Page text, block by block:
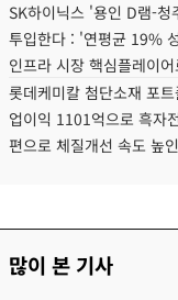
SK하이닉스 '용인 D램-
투입한다 : '연평균 19%
인프라 시장 핵심플레이어
롯데케미칼 첨단소재 포
업이익 1101억으로 흑자
편으로 체질개선 속도 높
많이 본 기사